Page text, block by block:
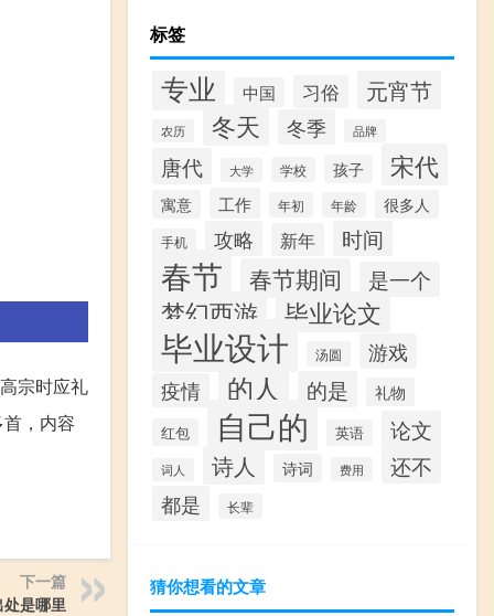
宗时应礼
，内容
下一篇
是哪里
标签
专业 中国 习俗 元宵节
农历 冬天 冬季 品牌
唐代 大学 学校 孩子 宋代
寓意 工作 年初 年龄 很多人
手机 攻略 新年 时间
春节 春节期间 是一个
梦幻西游 毕业论文
毕业设计 汤圆 游戏
疫情 的人 的是 礼物
红包 自己的 英语 论文
词人 诗人 诗词 费用 还不
都是 长辈
猜你想看的文章